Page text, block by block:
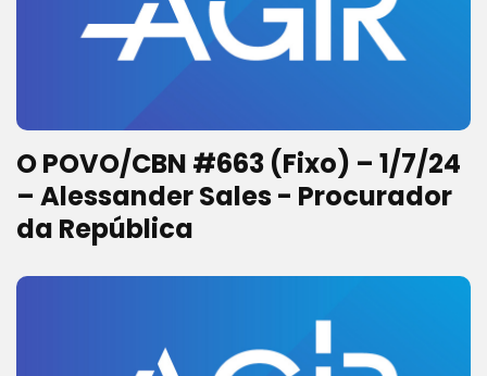
O POVO/CBN #663 (Fixo) – 1/7/24
– Alessander Sales - Procurador
da República